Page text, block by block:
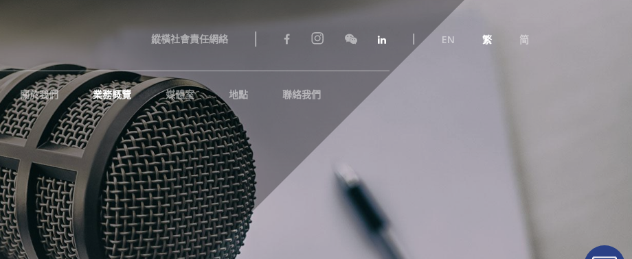
縱橫社會責任網絡 EN 繁 简
關於我們 業務概覽 媒體室 地點 聯絡我們